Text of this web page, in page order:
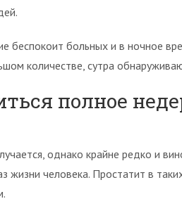
беспокоит больных и в ночное
количестве, сутра
полное
однако крайне редко и
жизни человека. Простатит в